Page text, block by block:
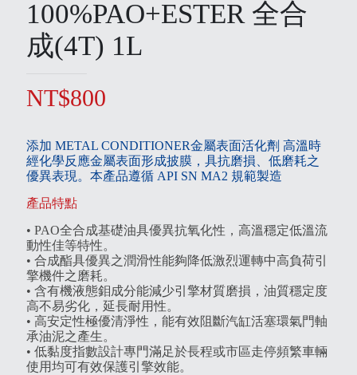
100%PAO+ESTER 全合
成(4T) 1L
NT$800
添加 METAL CONDITIONER金屬表面活化劑 高溫時
經化學反應金屬表面形成披膜，具抗磨損、低磨耗之
優異表現。本產品遵循 API SN MA2 規範製造
產品特點
• PAO全合成基礎油具優異抗氧化性，高溫穩定低溫流
動性佳等特性。
• 合成酯具優異之潤滑性能夠降低激烈運轉中高負荷引
擎機件之磨耗。
• 含有機液態鉬成分能減少引擎材質磨損，油質穩定度
高不易劣化，延長耐用性。
• 高安定性極優清淨性，能有效阻斷汽缸活塞環氣門軸
承油泥之產生。
• 低黏度指數設計專門滿足於長程或市區走停頻繁車輛
使用均可有效保護引擎效能。